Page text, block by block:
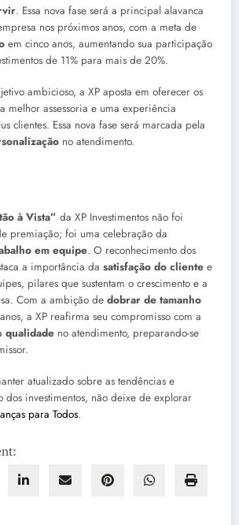
. Essa nova fase será a principal alavanca
nos próximos anos, com a meta de
em cinco anos, aumentando sua participação
de 11% para mais de 20%.
ambicioso, a XP aposta em oferecer os
melhor assessoria e uma experiência
clientes. Essa nova fase será marcada pela
no atendimento.
à Vista” da XP Investimentos não foi
premiação; foi uma celebração da
em equipe. O reconhecimento dos
a importância da satisfação do cliente e
pilares que sustentam o crescimento e a
Com a ambição de dobrar de tamanho
a XP reafirma seu compromisso com a
qualidade no atendimento, preparando-se
atualizado sobre as tendências e
dos investimentos, não deixe de explorar
para Todos.